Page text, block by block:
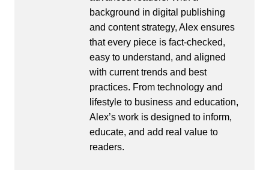
background in digital publishing
and content strategy, Alex ensures
that every piece is fact-checked,
easy to understand, and aligned
with current trends and best
practices. From technology and
lifestyle to business and education,
Alex’s work is designed to inform,
educate, and add real value to
readers.